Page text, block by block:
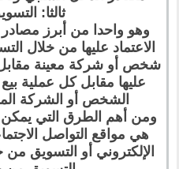
ثالثا:
وهو واحدا من أبرز
الاعتماد عليها من خلال
شخص أو شركة معينة
عليها مقابل كل عملية
الشخص أو الشركة
ومن أهم الطرق التي يمكن
هي مواقع التواصل
الإلكتروني أو التسويق